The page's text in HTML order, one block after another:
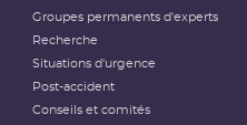
Groupes permanents d'experts
Recherche
Situations d'urgence
Post-accident
Conseils et comités